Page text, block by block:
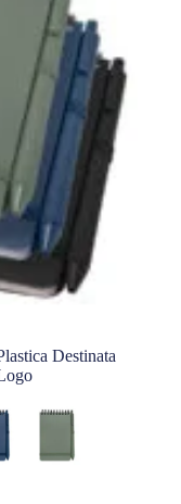
Destinata